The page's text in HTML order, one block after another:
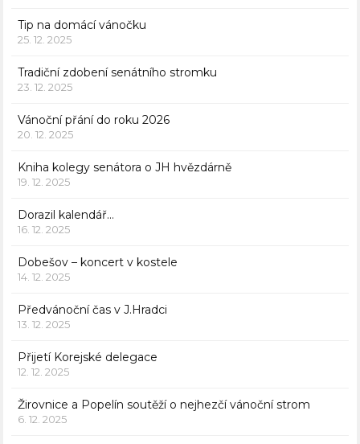
Tip na domácí vánočku
25. 12. 2025
Tradiční zdobení senátního stromku
23. 12. 2025
Vánoční přání do roku 2026
20. 12. 2025
Kniha kolegy senátora o JH hvězdárně
19. 12. 2025
Dorazil kalendář…
16. 12. 2025
Dobešov – koncert v kostele
14. 12. 2025
Předvánoční čas v J.Hradci
13. 12. 2025
Přijetí Korejské delegace
12. 12. 2025
Žirovnice a Popelín soutěží o nejhezčí vánoční strom
6. 12. 2025